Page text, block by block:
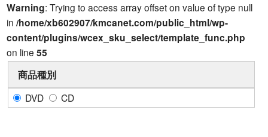
Warning: Trying to access array offset on value of type null
in/home/xb602907/kmcanet.com/public_html/wp-
content/plugins/wcex_sku_select/template_func.php
on line55
商品種別
DVD CD